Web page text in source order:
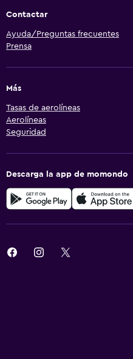
Contactar
Ayuda/Preguntas frecuentes
Prensa
Más
Tasas de aerolíneas
Aerolíneas
Seguridad
Descarga la app de momondo